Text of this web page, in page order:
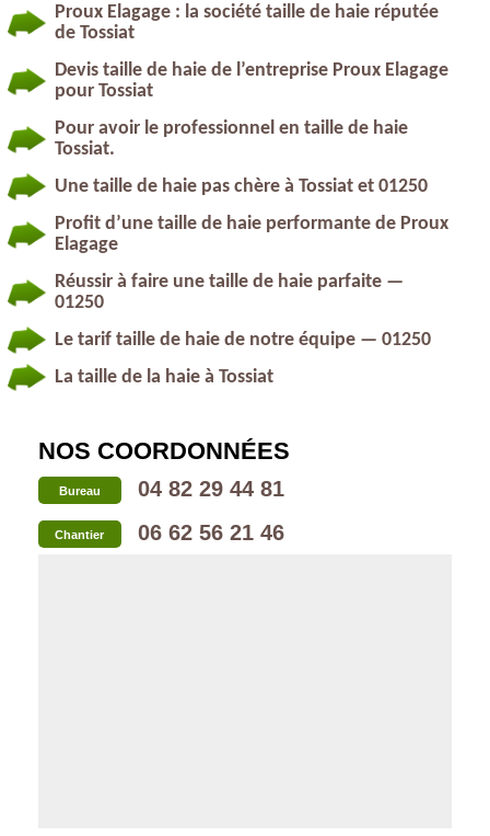
Proux Elagage : la société taille de haie réputée
de Tossiat
Devis taille de haie de l’entreprise Proux Elagage
pour Tossiat
Pour avoir le professionnel en taille de haie
Tossiat.
Une taille de haie pas chère à Tossiat et 01250
Profit d’une taille de haie performante de Proux
Elagage
Réussir à faire une taille de haie parfaite —
01250
Le tarif taille de haie de notre équipe — 01250
La taille de la haie à Tossiat
NOS COORDONNÉES
Bureau 04 82 29 44 81
Chantier 06 62 56 21 46